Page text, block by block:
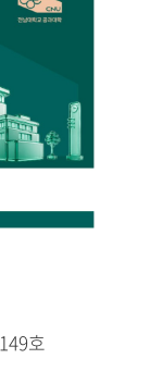
호